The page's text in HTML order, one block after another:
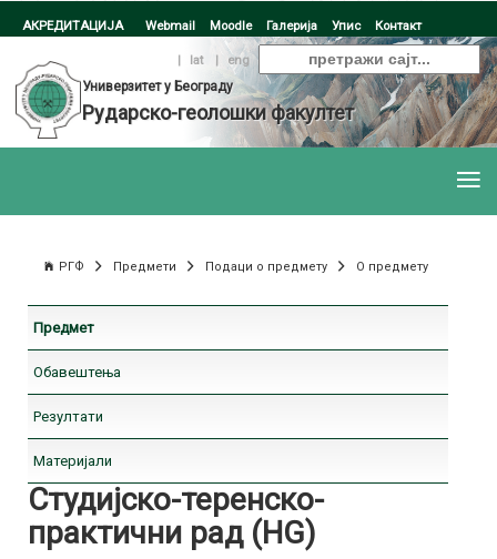
АКРЕДИТАЦИЈА Webmail Moodle Галерија Упис Контакт
| lat |
eng
Универзитет у Београду
Рударско-геолошки факултет
РГФ Предмети Подаци о предмету О предмету
Предмет
Обавештења
Резултати
Материјали
Студијско-теренско-
практични рад (HG)